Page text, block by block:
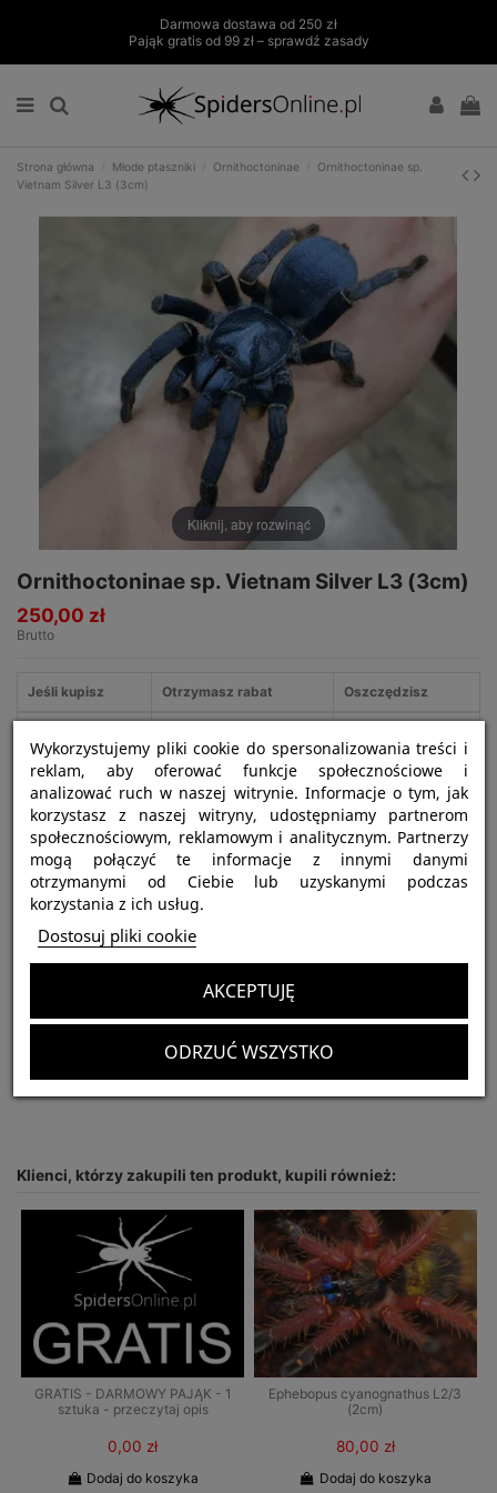
Darmowa dostawa od 250 zł
Pająk gratis od 99 zł – sprawdź zasady
Strona główna Młode ptaszniki Ornithoctoninae
Ornithoctoninae sp.
Vietnam Silver L3 (3cm)
Kliknij, aby rozwinąć
Ornithoctoninae sp. Vietnam Silver L3 (3cm)
250,00 zł
Brutto
Jeśli kupisz Otrzymasz rabat Oszczędzisz
Najważniejsze informacje:
Nazwa gatunku:
Ornithoctoninae sp. Vietnam Silver
Tryb życia:
Siła jadu:
Polecany dla:
zaawansowanych hodowców
Optymalny rozmiar terrarium:
25x25x30
CITES:
nie podlega
Klienci, którzy zakupili ten produkt, kupili również:
GRATIS - DARMOWY PAJĄK - 1
sztuka - przeczytaj opis
0,00 zł
Dodaj do koszyka
Ephebopus cyanognathus L2/3
(2cm)
80,00 zł
Dodaj do koszyka
Wykorzystujemy pliki cookie do spersonalizowania treści i
reklam, aby oferować funkcje społecznościowe i
analizować ruch w naszej witrynie. Informacje o tym, jak
korzystasz z naszej witryny, udostępniamy partnerom
społecznościowym, reklamowym i analitycznym. Partnerzy
mogą połączyć te informacje z innymi danymi
otrzymanymi od Ciebie lub uzyskanymi podczas
korzystania z ich usług.
Dostosuj pliki cookie
ODRZUĆ WSZYSTKO
AKCEPTUJĘ